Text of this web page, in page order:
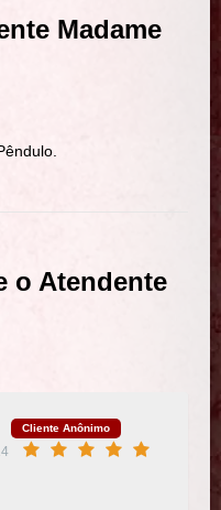
Madame
o Atendente
Cliente Anônimo